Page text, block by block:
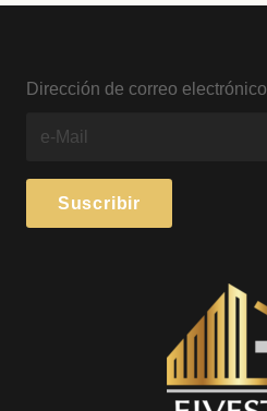
Dirección de correo electrónico